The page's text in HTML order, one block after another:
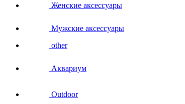
Женские аксессуары
Мужские аксессуары
other
Аквариум
Outdoor